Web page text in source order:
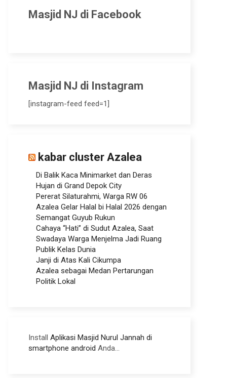
Masjid NJ di Facebook
Masjid NJ di Instagram
[instagram-feed feed=1]
kabar cluster Azalea
Di Balik Kaca Minimarket dan Deras
Hujan di Grand Depok City
Pererat Silaturahmi, Warga RW 06
Azalea Gelar Halal bi Halal 2026 dengan
Semangat Guyub Rukun
Cahaya “Hati” di Sudut Azalea, Saat
Swadaya Warga Menjelma Jadi Ruang
Publik Kelas Dunia
Janji di Atas Kali Cikumpa
Azalea sebagai Medan Pertarungan
Politik Lokal
Install Aplikasi Masjid Nurul Jannah di
smartphone android Anda...